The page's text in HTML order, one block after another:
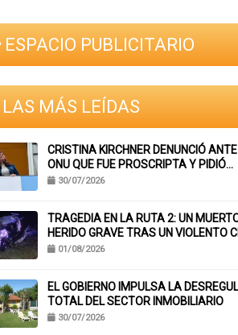
ESPACIO PUBLICITARIO
LAS MÁS LEÍDAS
CRISTINA KIRCHNER DENUNCIÓ
ONU QUE FUE PROSCRIPTA Y PIDIÓ
SUSPENDER SU INHABILITACIÓN
30/07/2026
TRAGEDIA EN LA RUTA 2: UN
HERIDO GRAVE TRAS UN VIOLENTO
01/08/2026
EL GOBIERNO IMPULSA LA
TOTAL DEL SECTOR INMOBILIARIO
30/07/2026